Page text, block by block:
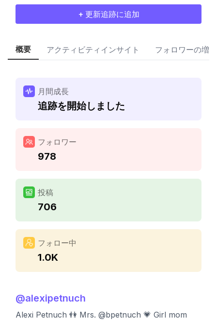
+ 更新追跡に追加
概要 アクティビティインサイト フォロワーの増加
月間成長
追跡を開始しました
フォロワー
978
投稿
706
フォロー中
1.0K
@alexipetnuch
Alexi Petnuch 👫 Mrs. @bpetnuch 💗 Girl mom